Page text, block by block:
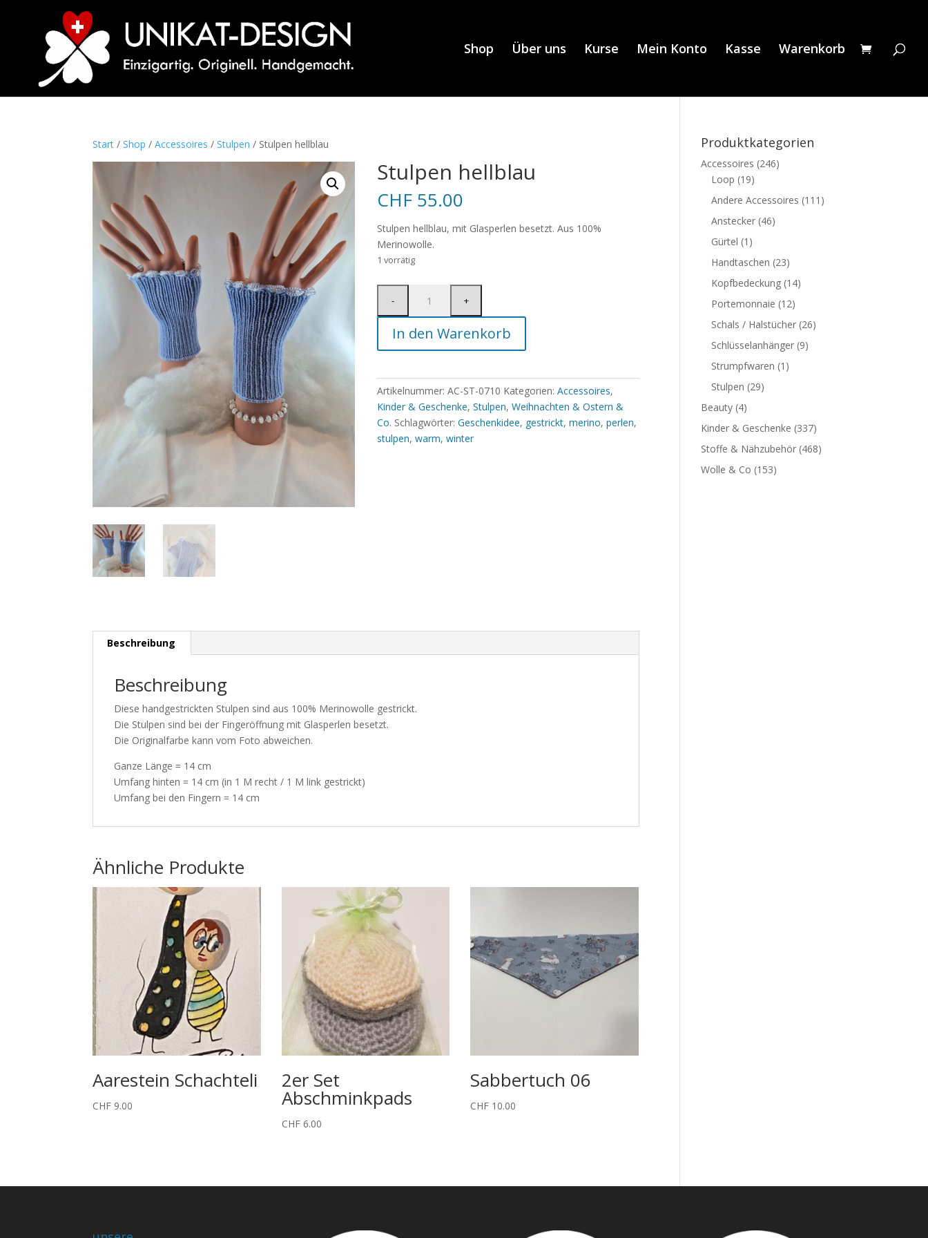
Shop Über uns Kurse Mein Konto Kasse Warenkorb
Start /Shop /Accessoires /Stulpen / Stulpen hellblau
Stulpen hellblau
CHF 55.00
Stulpen hellblau, mit Glasperlen besetzt. Aus 100%
Merinowolle.
1 vorrätig
In den Warenkorb
Artikelnummer:AC-ST-0710 Kategorien:Accessoires,
Kinder & Geschenke,Stulpen,Weihnachten & Ostern &
Co. Schlagwörter:Geschenkidee, gestrickt,merino,perlen,
stulpen,warm,winter
Beschreibung
Beschreibung
Diese handgestrickten Stulpen sind aus 100% Merinowolle gestrickt.
Die Stulpen sind bei der Fingeröffnung mit Glasperlen besetzt.
Die Originalfarbe kann vom Foto abweichen.
Ganze Länge = 14 cm
Umfang hinten = 14 cm (in 1 M recht / 1 M link gestrickt)
Umfang bei den Fingern = 14 cm
Ähnliche Produkte
Aarestein Schachteli
CHF 9.00
2er Set
Abschminkpads
CHF6.00
Sabbertuch 06
CHF 10.00
Produktkategorien
Accessoires (246)
Loop (19)
Andere Accessoires (111)
Anstecker (46)
Gürtel (1)
Handtaschen (23)
Kopfbedeckung (14)
Portemonnaie (12)
Schals / Halstücher (26)
Schlüsselanhänger (9)
Strumpfwaren (1)
Stulpen (29)
Beauty (4)
Kinder & Geschenke (337)
Stoffe & Nähzubehör (468)
Wolle & Co (153)